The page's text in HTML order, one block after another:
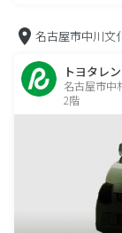
名古屋市中川文
トヨタレ
名古屋市中
2階